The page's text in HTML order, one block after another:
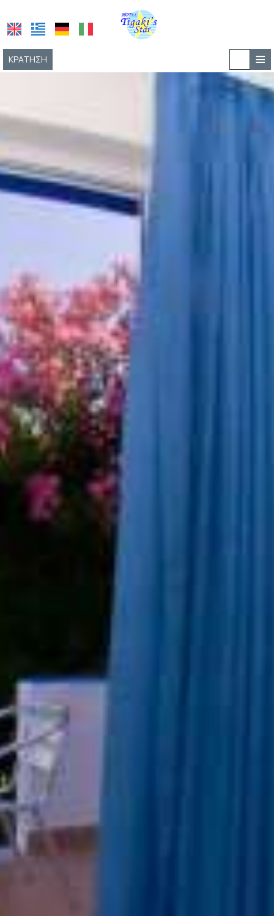
≡
ΚΡΆΤΗΣΗ
ΔΙΑΜΟΝΉ
ΕΓΚΑΤΑΣΤΆΣΕΙΣ
ΦΩΤΟΓΡΑΦΊΕΣ
ΕΠΙΚΟΙΝΩΝΊΑ